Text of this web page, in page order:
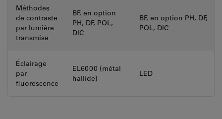
Méthodes
de contraste
par lumière
transmise
BF, en option
PH, DF, POL,
DIC
BF, en option PH, DF,
POL, DIC
Éclairage
par
fluorescence
EL6000 (métal
hallide)
LED